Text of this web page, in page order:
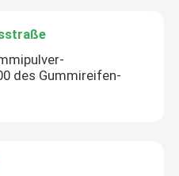
des Gummireifen-